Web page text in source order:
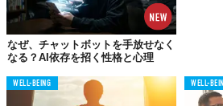
なぜ、チャットボットを手放せなく
なる？AI依存を招く性格と心理
WELL-BEING WELL-